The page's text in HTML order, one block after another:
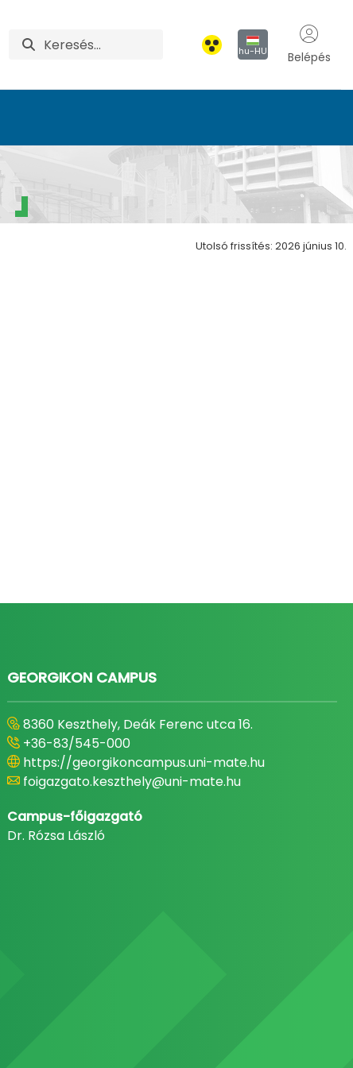
hu-HU Belépés
Utolsó frissítés: 2026 június 10.
GEORGIKON CAMPUS
8360 Keszthely, Deák Ferenc utca 16.
+36-83/545-000
https://georgikoncampus.uni-mate.hu
foigazgato.keszthely@uni-mate.hu
Campus-főigazgató
Dr. Rózsa László